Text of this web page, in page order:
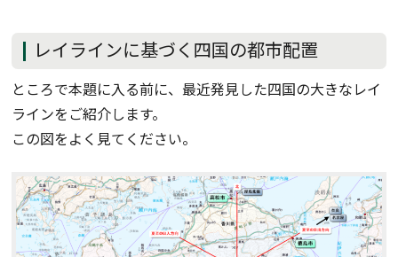
レイラインに基づく四国の都市配置
ところで本題に入る前に、最近発見した四国の大きなレイ
ラインをご紹介します。
この図をよく見てください。